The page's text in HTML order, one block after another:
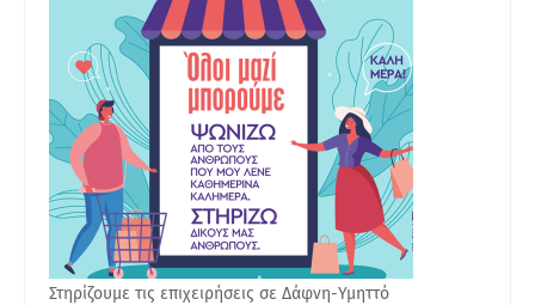
Στηρίζουμε τις επιχειρήσεις σε Δάφνη-Υμηττό